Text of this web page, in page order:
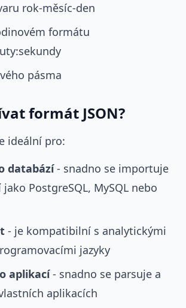
rok-měsíc-den
formátu
pásma
formát JSON?
ideální pro:
databází- snadno se importuje
PostgreSQL, MySQL nebo
- je kompatibilní s analytickými
jazyky
aplikací- snadno se parsuje a
aplikacích